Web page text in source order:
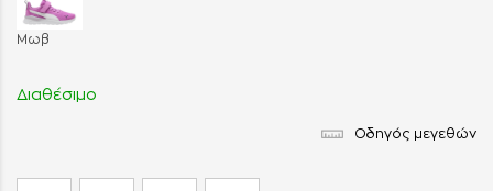
Μωβ
Διαθέσιμο
Οδηγός μεγεθών